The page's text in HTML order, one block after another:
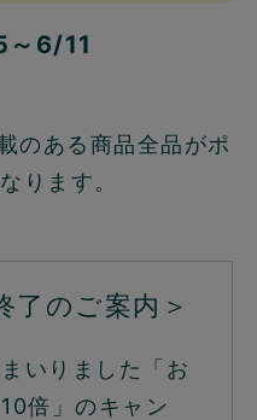
6/11
のある商品全品がポ
ります。
了のご案内＞
いりました「お
倍」のキャン